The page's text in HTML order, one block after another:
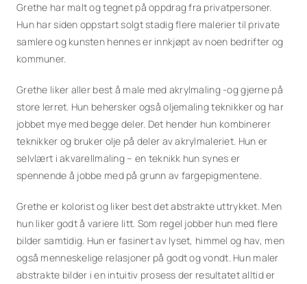
Grethe har malt og tegnet på oppdrag fra privatpersoner.
Hun har siden oppstart solgt stadig flere malerier til private
samlere og kunsten hennes er innkjøpt av noen bedrifter og
kommuner.
Grethe liker aller best å male med akrylmaling -og gjerne på
store lerret. Hun behersker også oljemaling teknikker og har
jobbet mye med begge deler. Det hender hun kombinerer
teknikker og bruker olje på deler av akrylmaleriet. Hun er
selvlært i akvarellmaling – en teknikk hun synes er
spennende å jobbe med på grunn av fargepigmentene.
Grethe er kolorist og liker best det abstrakte uttrykket. Men
hun liker godt å variere litt. Som regel jobber hun med flere
bilder samtidig. Hun er fasinert av lyset, himmel og hav, men
også menneskelige relasjoner på godt og vondt. Hun maler
abstrakte bilder i en intuitiv prosess der resultatet alltid er